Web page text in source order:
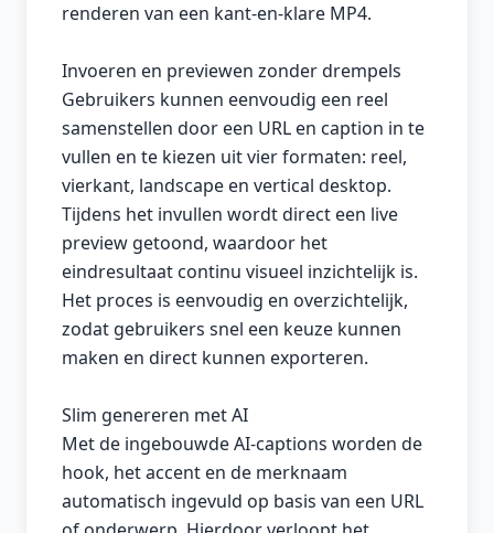
renderen van een kant-en-klare MP4.
Invoeren en previewen zonder drempels
Gebruikers kunnen eenvoudig een reel
samenstellen door een URL en caption in te
vullen en te kiezen uit vier formaten: reel,
vierkant, landscape en vertical desktop.
Tijdens het invullen wordt direct een live
preview getoond, waardoor het
eindresultaat continu visueel inzichtelijk is.
Het proces is eenvoudig en overzichtelijk,
zodat gebruikers snel een keuze kunnen
maken en direct kunnen exporteren.
Slim genereren met AI
Met de ingebouwde AI-captions worden de
hook, het accent en de merknaam
automatisch ingevuld op basis van een URL